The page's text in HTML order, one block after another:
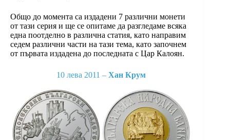
Общо до момента са издадени 7 различни монети
от тази серия и ще се опитаме да разгледаме всяка
една поотделно в различна статия, като направим
седем различни части на тази тема, като започнем
от първата издадена до последната с Цар Калоян.
10 лева 2011 –Хан Крум